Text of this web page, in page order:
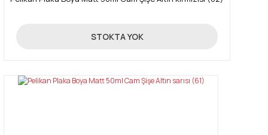
85,00 TL
STOKTA YOK